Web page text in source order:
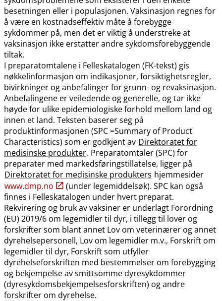
besetningen eller i populasjonen. Vaksinasjon regnes for
å være en kostnadseffektiv måte å forebygge
sykdommer på, men det er viktig å understreke at
vaksinasjon ikke erstatter andre sykdomsforebyggende
tiltak.
I preparatomtalene i Felleskatalogen (FK-tekst) gis
nøkkelinformasjon om indikasjoner, forsiktighetsregler,
bivirkninger og anbefalinger for grunn- og revaksinasjon.
Anbefalingene er veiledende og generelle, og tar ikke
høyde for ulike epidemiologiske forhold mellom land og
innen et land. Teksten baserer seg på
produktinformasjonen (SPC =Summary of Product
Characteristics) som er godkjent av Direktoratet for
medisinske produkter. Preparatomtaler (SPC) for
preparater med markedsføringstillatelse, ligger på
Direktoratet for medisinske produkters hjemmesider
www.dmp.no
(under legemiddelsøk). SPC kan også
finnes i Felleskatalogen under hvert preparat.
Rekvirering og bruk av vaksiner er underlagt Forordning
(EU) 2019/6 om legemidler til dyr, i tillegg til lover og
forskrifter som blant annet Lov om veterinærer og annet
dyrehelsepersonell, Lov om legemidler m.v., Forskrift om
legemidler til dyr, Forskrift som utfyller
dyrehelseforskriften med bestemmelser om forebygging
og bekjempelse av smittsomme dyresykdommer
(dyresykdomsbekjempelsesforskriften) og andre
forskrifter om dyrehelse.